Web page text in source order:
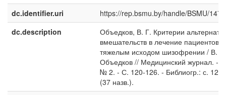
dc.identifier.uri
https://rep.bsmu.by/handle/BSMU/
dc.description
Объедков, В. Г. Критерии
вмешательств в лечение пациентов с
тяжелым исходом шизофрении / В. Г.
Объедков // Медицинский журнал. -
№ 2. - С. 120-126. - Библиогр.: с.
(37 назв.).